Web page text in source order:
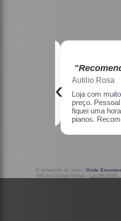
Maria Lúcia
Uma ótima
‹
O conteúdo do texto "Onde
184 do Código Penal – Lei 9610/98